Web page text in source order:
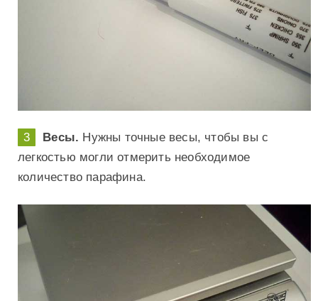
Весы. Нужны точные весы, чтобы вы с
легкостью могли отмерить необходимое
количество парафина.